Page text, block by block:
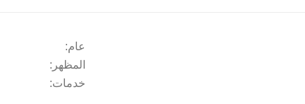
عام:
المظهر:
خدمات: